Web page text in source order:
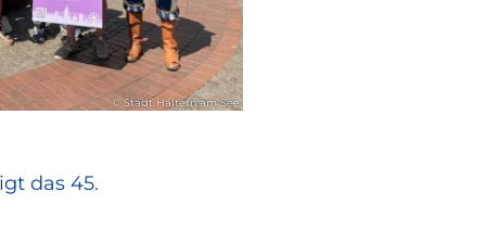
© Stadt Haltern am See
das 45.